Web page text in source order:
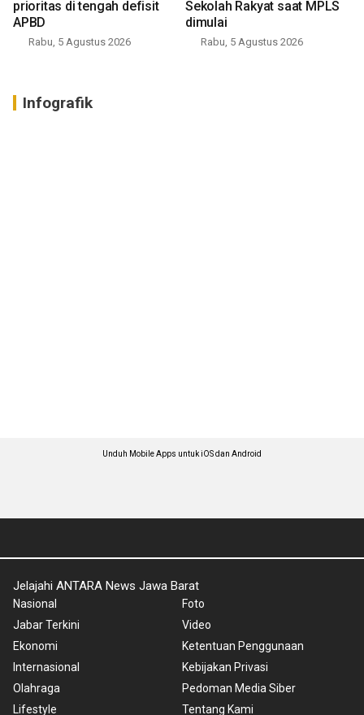
prioritas di tengah defisit
APBD
Rabu, 5 Agustus 2026
Sekolah Rakyat saat MPLS
dimulai
Rabu, 5 Agustus 2026
Infografik
Unduh Mobile Apps untuk iOS dan Android
Jelajahi ANTARA News Jawa Barat
Nasional
Jabar Terkini
Ekonomi
Internasional
Olahraga
Lifestyle
Foto
Video
Ketentuan Penggunaan
Kebijakan Privasi
Pedoman Media Siber
Tentang Kami